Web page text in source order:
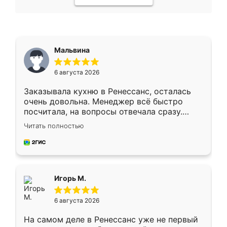
Мальвина
6 августа 2026
Заказывала кухню в Ренессанс, осталась
очень довольна. Менеджер всё быстро
посчитала, на вопросы отвечала сразу.
Замерщик приехал в субботу, подошёл к
делу со всей ответственностью. Собрали
за день, ребята работали аккуратно, даже
Читать полностью
Игорь М.
6 августа 2026
На самом деле в Ренессанс уже не первый